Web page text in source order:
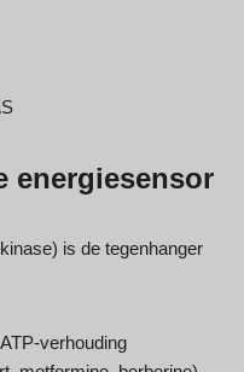
energiesensor
is de tegenhanger
verhouding